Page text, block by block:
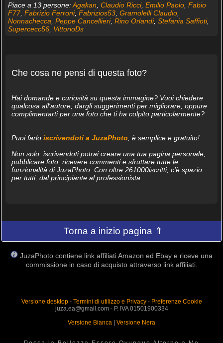
Piace a 13 persone:Agakan Claudio Ricci, Emilio Paolo, Fabio
F77, Fabrizio Ferroni, Fabrizios53, Gramolelli Claudio,
Nonnachecca Peppe Cancellieri, Rino Orlandi, Stefania Saffioti,
Supercecc56, VittorioDs
Che cosa ne pensi di questa foto?
Hai domande e curiosità su questa immagine? Vuoi chiedere
qualcosa all'autore, dargli suggerimenti per migliorare, oppure
complimentarti per una foto che ti ha colpito particolarmente?
Puoi farlo iscrivendoti a JuzaPhoto , è semplice e gratuito!
Non solo: iscrivendoti potrai creare una tua pagina personale,
pubblicare foto, ricevere commenti e sfruttare tutte le
funzionalità di JuzaPhoto. Con oltre 261000iscritti, c'è spazio
per tutti, dal principiante al professionista.
Torna a inizio pagina ⇑
JuzaPhoto contiene link affiliati Amazon ed Ebay e riceve una
commissione in caso di acquisto attraverso link affiliati.
Versione desktop- Termini di utilizzo e Privacy- Preferenze Cookie
juza.ea@gmail.com - P. IVA 01501900334
Versione Bianca | Versione Nera